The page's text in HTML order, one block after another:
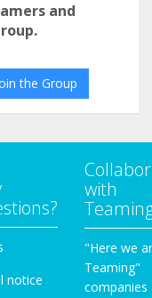
and
the Group
notice
with
"Here we
Teaming"
companies